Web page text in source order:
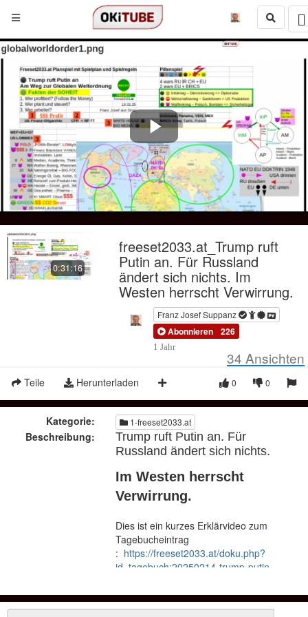
Play
Video
0:31:16
freeset2033.at_Trump ruft
Putin an. Für Russland
ändert sich nichts. Im
Westen herrscht Verwirrung.
Franz Josef Suppanz
Abonnieren 226
1 Jahr
34 Ansichten
Teile Herunterladen 0
0
Kategorie: 1-freeset2033.at
Beschreibung:
Trump ruft Putin an. Für
Russland ändert sich nichts.
Im Westen herrscht
Verwirrung.
Dies ist ein kurzes Erklärvideo zum
Tagebucheintrag
: https://freeset2033.at/doku.php?
id=tagebuch:20250214-trump-putin